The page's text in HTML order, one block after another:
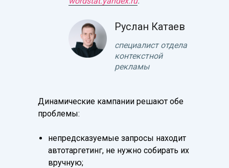
Руслан Катаев
специалист отдела
контекстной
рекламы
Динамические кампании решают обе
проблемы:
непредсказуемые запросы находит
автотаргетинг, не нужно собирать их
вручную;